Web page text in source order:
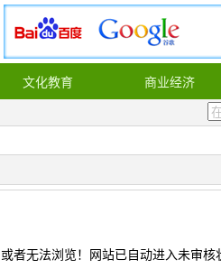
文化教育 商业经济
者无法浏览！网站已自动进入未审核